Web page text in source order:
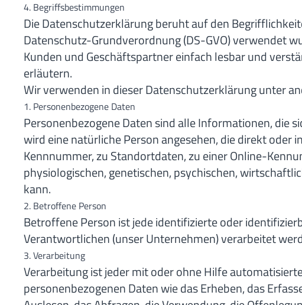
4. Begriffsbestimmungen
Die Datenschutzerklärung beruht auf den
Datenschutz-Grundverordnung (DS-GVO) verwendet
Kunden und Geschäftspartner einfach lesbar und
erläutern.
Wir verwenden in dieser Datenschutzerklärung unter
1. Personenbezogene Daten
Personenbezogene Daten sind alle Informationen, die
wird eine natürliche Person angesehen, die direkt oder
Kennnummer, zu Standortdaten, zu einer Online-
physiologischen, genetischen, psychischen,
kann.
2. Betroffene Person
Betroffene Person ist jede identifizierte oder
Verantwortlichen (unser Unternehmen) verarbeitet
3. Verarbeitung
Verarbeitung ist jeder mit oder ohne Hilfe
personenbezogenen Daten wie das Erheben, das